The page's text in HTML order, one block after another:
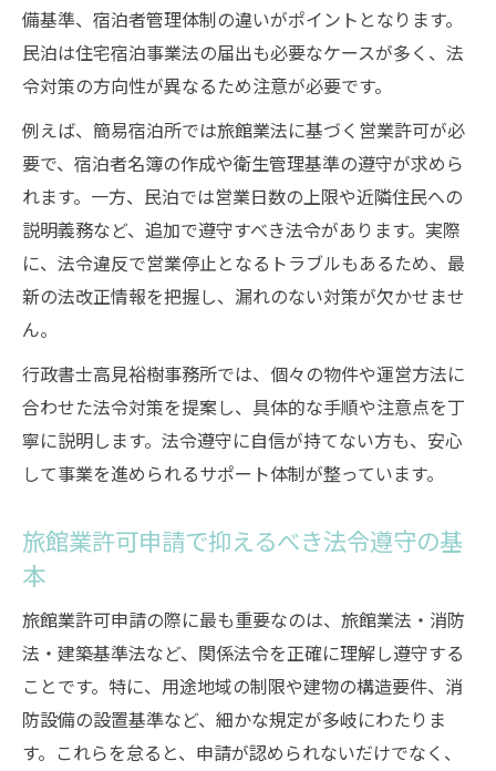
備基準、宿泊者管理体制の違いがポイントとなります。
民泊は住宅宿泊事業法の届出も必要なケースが多く、法
令対策の方向性が異なるため注意が必要です。
例えば、簡易宿泊所では旅館業法に基づく営業許可が必
要で、宿泊者名簿の作成や衛生管理基準の遵守が求めら
れます。一方、民泊では営業日数の上限や近隣住民への
説明義務など、追加で遵守すべき法令があります。実際
に、法令違反で営業停止となるトラブルもあるため、最
新の法改正情報を把握し、漏れのない対策が欠かせませ
ん。
行政書士高見裕樹事務所では、個々の物件や運営方法に
合わせた法令対策を提案し、具体的な手順や注意点を丁
寧に説明します。法令遵守に自信が持てない方も、安心
して事業を進められるサポート体制が整っています。
旅館業許可申請で抑えるべき法令遵守の基
本
旅館業許可申請の際に最も重要なのは、旅館業法・消防
法・建築基準法など、関係法令を正確に理解し遵守する
ことです。特に、用途地域の制限や建物の構造要件、消
防設備の設置基準など、細かな規定が多岐にわたりま
す。これらを怠ると、申請が認められないだけでなく、